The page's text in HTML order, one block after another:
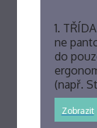
1.
ne
do
(např.
Zobrazit